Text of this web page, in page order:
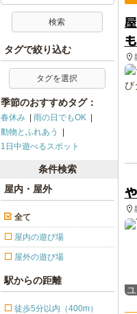
タグで絞り込む
タグを選択
季節のおすすめタグ：
春休み
雨の日でもOK
動物とふれあう
1日中遊べるスポット
条件検索
屋内・屋外
全て
屋内の遊び場
屋外の遊び場
駅からの距離
徒歩5分以内（400m）